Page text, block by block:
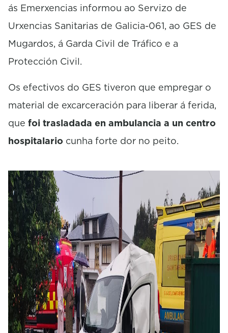
ás Emerxencias informou ao Servizo de
Urxencias Sanitarias de Galicia-061, ao GES de
Mugardos, á Garda Civil de Tráfico e a
Protección Civil.
Os efectivos do GES tiveron que empregar o
material de excarceración para liberar á ferida,
que foi trasladada en ambulancia a un centro
hospitalario cunha forte dor no peito.